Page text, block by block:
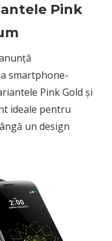
Pink
smartphone-
Pink Gold și
ideale pentru
un design